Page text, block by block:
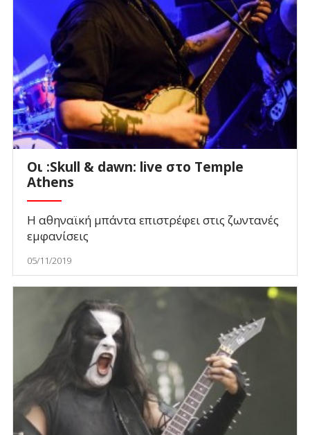
Οι :Skull & dawn: live στο Temple
Athens
Η αθηναϊκή μπάντα επιστρέφει στις ζωντανές
εμφανίσεις
05/11/2019